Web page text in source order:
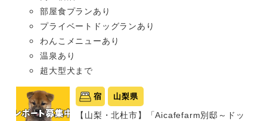
部屋食プランあり
プライベートドッグランあり
わんこメニューあり
温泉あり
超大型犬まで
宿 山梨県
【山梨・北杜市】「Aicafefarm別邸～ドッ